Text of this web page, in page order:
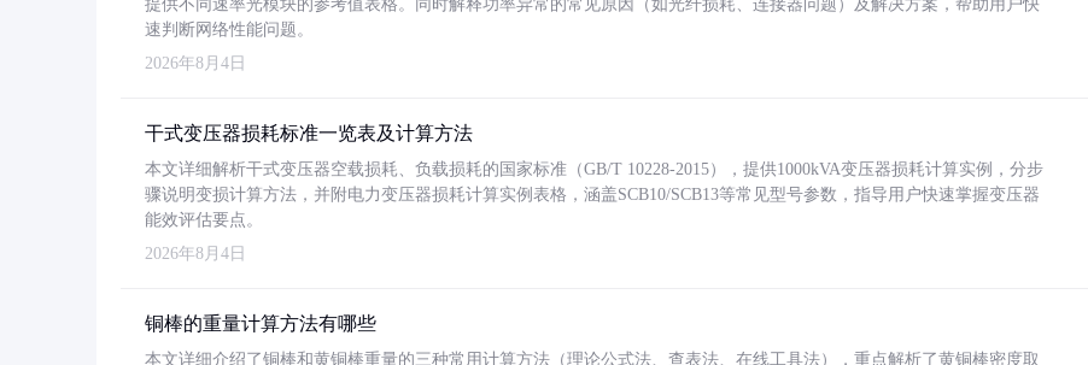
提供不同速率光模块的参考值表格。同时解释功率异常的常见原因（如光纤损耗、连接器问题）及解决方案，帮助用户快
速判断网络性能问题。
2026年8月4日
干式变压器损耗标准一览表及计算方法
本文详细解析干式变压器空载损耗、负载损耗的国家标准（GB/T 10228-2015），提供1000kVA变压器损耗计算实例，分步
骤说明变损计算方法，并附电力变压器损耗计算实例表格，涵盖SCB10/SCB13等常见型号参数，指导用户快速掌握变压器
能效评估要点。
2026年8月4日
铜棒的重量计算方法有哪些
本文详细介绍了铜棒和黄铜棒重量的三种常用计算方法（理论公式法、查表法、在线工具法），重点解析了黄铜棒密度取